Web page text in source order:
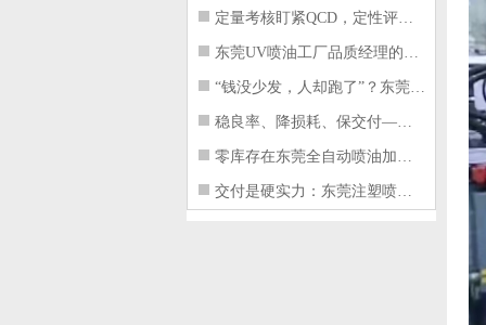
定量考核盯紧QCD，定性评价看好配合
东莞UV喷油工厂品质经理的四项核心管
“钱没少发，人却跑了”？东莞注塑喷油
稳良率、降损耗、保交付——东莞这家U
零库存在东莞全自动喷油加工厂不可行的
交付是硬实力：东莞注塑喷油厂如何用齐